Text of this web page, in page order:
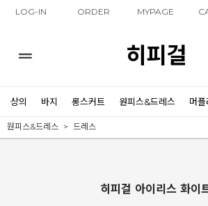
LOG-IN ORDER MYPAGE
히피걸
상의 바지 롱스커트 원피스&드레스 머
원피스&드레스 드레스
히피걸 아이리스 화이